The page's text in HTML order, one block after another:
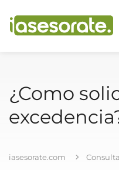
¿Como
iasesorate.com